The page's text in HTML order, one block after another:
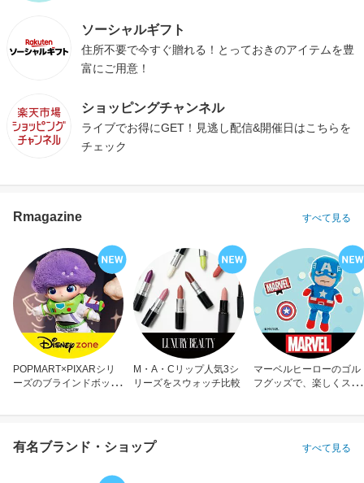
ソーシャルギフト
住所不要で今すぐ贈れる！とっておきのアイテムを豊
富にご用意！
ショッピングチャンネル
ライブでお得にGET！見逃し配信&開催日はこちらを
チェック
Rmagazine すべて見る
POPMART×PIXARシリ
ーズのブラインドボック
M・A・Cリップ人気3シ
リーズをスウォッチ比較
マーベルヒーローのゴル
フグッズで、楽しくスコ
有名ブランド・ショップ すべて見る